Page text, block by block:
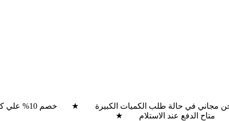
في حالة طلب الكميات الكبيرة ★ خصم 10% علي كل المنتجات ★ متاح الدفع عند الاستلام ★
الدفع عند الاستلام ★